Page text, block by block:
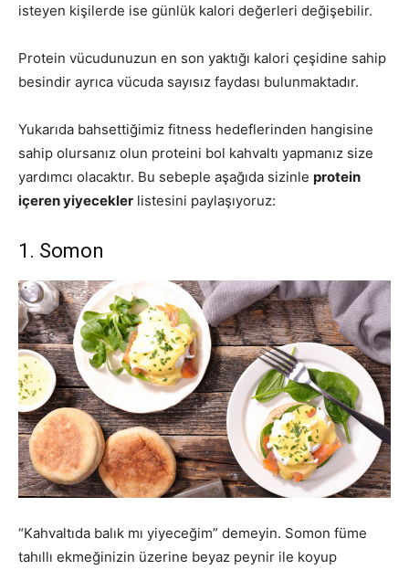
isteyen kişilerde ise günlük kalori değerleri değişebilir.
Protein vücudunuzun en son yaktığı kalori çeşidine sahip
besindir ayrıca vücuda sayısız faydası bulunmaktadır.
Yukarıda bahsettiğimiz fitness hedeflerinden hangisine
sahip olursanız olun proteini bol kahvaltı yapmanız size
yardımcı olacaktır. Bu sebeple aşağıda sizinle protein
içeren yiyecekler listesini paylaşıyoruz:
1. Somon
“Kahvaltıda balık mı yiyeceğim” demeyin. Somon füme
tahıllı ekmeğinizin üzerine beyaz peynir ile koyup